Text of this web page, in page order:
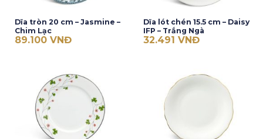
Dĩa tròn 20 cm – Jasmine –
Chim Lạc
89.100 VNĐ
Dĩa lót chén 15.5 cm – Daisy
IFP – Trắng Ngà
32.491 VNĐ